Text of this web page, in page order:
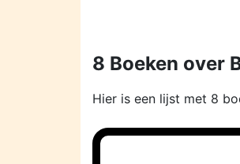
8 Boeken over
Hier is een lijst met 8